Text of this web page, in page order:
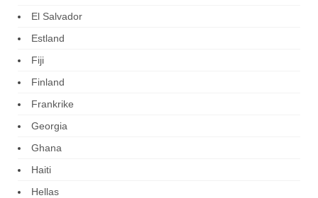
El Salvador
Estland
Fiji
Finland
Frankrike
Georgia
Ghana
Haiti
Hellas